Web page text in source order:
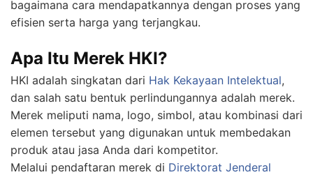
bagaimana cara mendapatkannya dengan proses yang
efisien serta harga yang terjangkau.
Apa Itu Merek HKI?
HKI adalah singkatan dari Hak Kekayaan Intelektual,
dan salah satu bentuk perlindungannya adalah merek.
Merek meliputi nama, logo, simbol, atau kombinasi dari
elemen tersebut yang digunakan untuk membedakan
produk atau jasa Anda dari kompetitor.
Melalui pendaftaran merek di Direktorat Jenderal